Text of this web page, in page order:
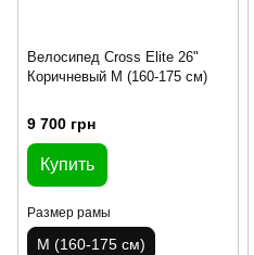
Велосипед Cross Elite 26"
Коричневый M (160-175 см)
9 700 грн
Купить
Размер рамы
M (160-175 см)